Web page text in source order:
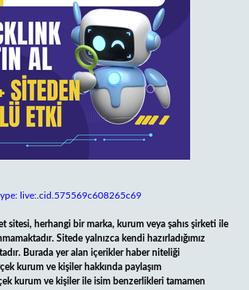
live:.cid.575569c608265c69
sitesi, herhangi bir marka, kurum veya şahıs şirketi ile
Sitede yalnızca kendi hazırladığımız
Burada yer alan içerikler haber niteliği
kurum ve kişiler hakkında paylaşım
kurum ve kişiler ile isim benzerlikleri tamamen